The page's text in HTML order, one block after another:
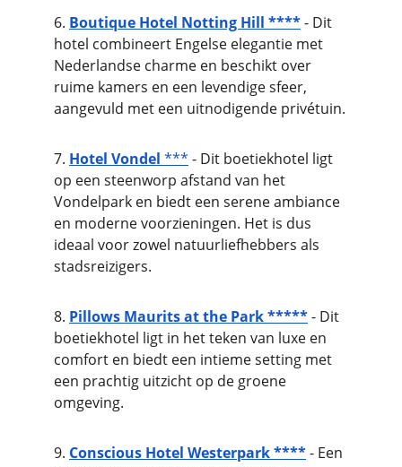
6. Boutique Hotel Notting Hill **** - Dit
hotel combineert Engelse elegantie met
Nederlandse charme en beschikt over
ruime kamers en een levendige sfeer,
aangevuld met een uitnodigende privétuin.
7. Hotel Vondel *** - Dit boetiekhotel ligt
op een steenworp afstand van het
Vondelpark en biedt een serene ambiance
en moderne voorzieningen. Het is dus
ideaal voor zowel natuurliefhebbers als
stadsreizigers.
8. Pillows Maurits at the Park ***** - Dit
boetiekhotel ligt in het teken van luxe en
comfort en biedt een intieme setting met
een prachtig uitzicht op de groene
omgeving.
9. Conscious Hotel Westerpark **** - Een